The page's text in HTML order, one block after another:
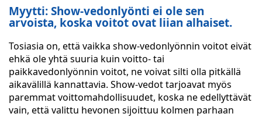
Myytti: Show-vedonlyönti ei ole sen
arvoista, koska voitot ovat liian alhaiset.
Tosiasia on, että vaikka show-vedonlyönnin voitot eivät
ehkä ole yhtä suuria kuin voitto- tai
paikkavedonlyönnin voitot, ne voivat silti olla pitkällä
aikavälillä kannattavia. Show-vedot tarjoavat myös
paremmat voittomahdollisuudet, koska ne edellyttävät
vain, että valittu hevonen sijoittuu kolmen parhaan